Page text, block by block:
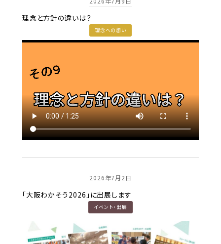
理念と方針の違いは？
理念への想い
2026年7月2日
「大阪わかそう2026」に出展します
イベント・出展